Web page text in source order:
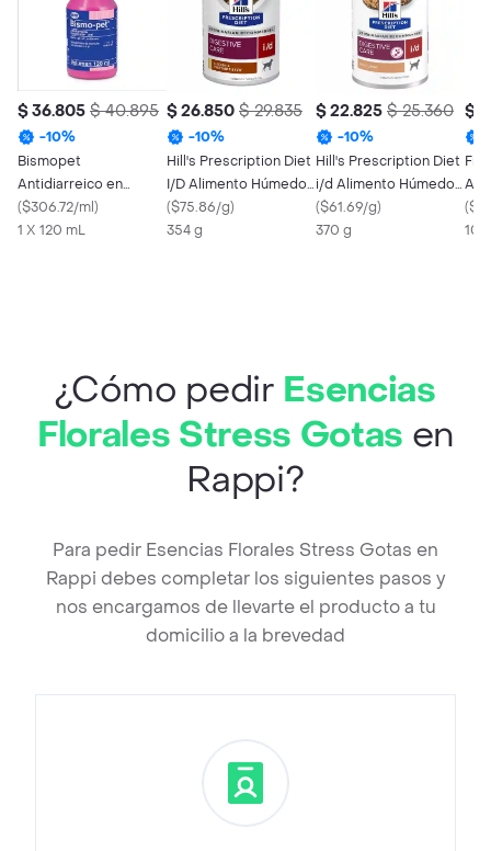
$ 36.805 $ 40.895
-10%
Bismopet
Antidiarreico en
Suspension Oral para
Mascotas (1,75 g / 100
($306.72/ml)
1 X 120 mL
$ 26.850 $ 29.835
-10%
Hill's Prescription Diet
I/D Alimento Húmedo
para Perro Pollo y
Vegetales 354 g
($75.86/g)
354 g
$ 22.825 $ 25.360
-10%
Hill's Prescription Diet
i/d Alimento Húmedo
para Perro 369 g
($61.69/g)
370 g
$
(
10
¿Cómo pedir Esencias
Florales Stress Gotas en
Rappi?
Para pedir Esencias Florales Stress Gotas en
Rappi debes completar los siguientes pasos y
nos encargamos de llevarte el producto a tu
domicilio a la brevedad